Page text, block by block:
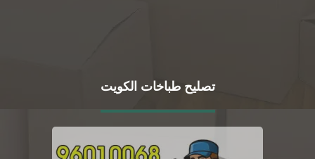
تصليح طباخات الكويت